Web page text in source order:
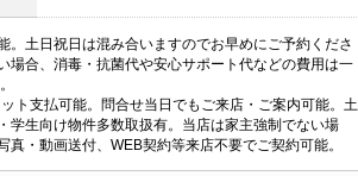
土日祝日は混み合いますのでお早めにご予約くださ
場合、消毒・抗菌代や安心サポート代などの費用は一
ト支払可能。問合せ当日でもご来店・ご案内可能。土
学生向け物件多数取扱有。当店は家主強制でない場
・動画送付、WEB契約等来店不要でご契約可能。